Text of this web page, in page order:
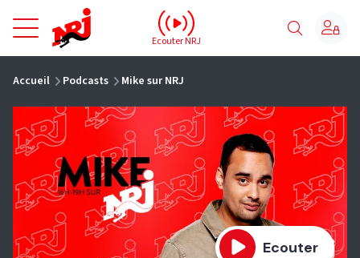
NRJ - Accueil
Ecouter NRJ
Accueil Podcasts Mike sur NRJ
Ecouter